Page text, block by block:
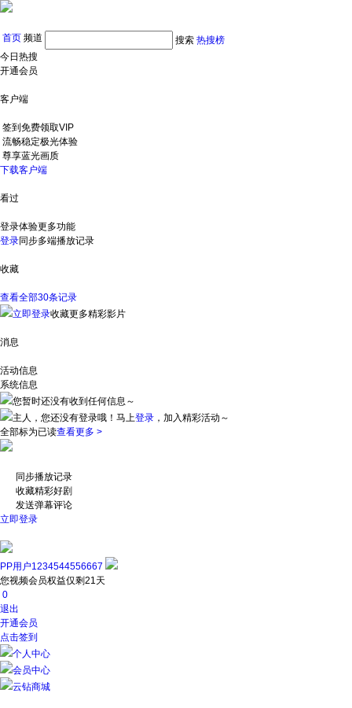
首页 频道 搜索 热搜榜
今日热搜
开通会员
客户端
签到免费领取VIP
流畅稳定极光体验
尊享蓝光画质
下载客户端
看过
登录体验更多功能
登录同步多端播放记录
收藏
查看全部30条记录
立即登录收藏更多精彩影片
消息
活动信息
系统信息
您暂时还没有收到任何信息～
主人，您还没有登录哦！ 马上登录 ，加入精彩活动～
全部标为已读查看更多 >
同步播放记录
收藏精彩好剧
发送弹幕评论
立即登录
PP用户1234544556667
您视频会员权益仅剩21天
0
退出
开通会员
点击签到
个人中心
会员中心
云钻商城